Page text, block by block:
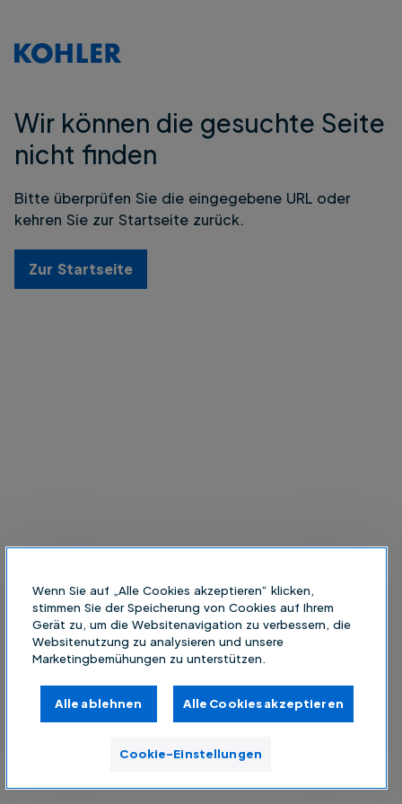
Wir können die gesuchte Seite
nicht finden
Bitte überprüfen Sie die eingegebene URL oder
kehren Sie zur Startseite zurück.
Zur Startseite
Wenn Sie auf „Alle Cookies akzeptieren“ klicken,
stimmen Sie der Speicherung von Cookies auf Ihrem
Gerät zu, um die Websitenavigation zu verbessern, die
Websitenutzung zu analysieren und unsere
Marketingbemühungen zu unterstützen.
Alle ablehnen Alle Cookies akzeptieren
Cookie-Einstellungen